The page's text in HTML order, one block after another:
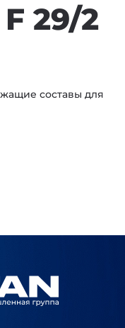
29/2
составы для